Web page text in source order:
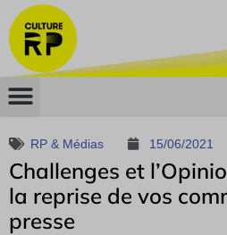
RP & Médias 15/06/2021
Challenges et
la reprise de vos
presse